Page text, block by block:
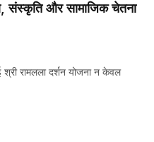
संस्कृति और सामाजिक चेतना
श्री रामलला दर्शन योजना न केवल